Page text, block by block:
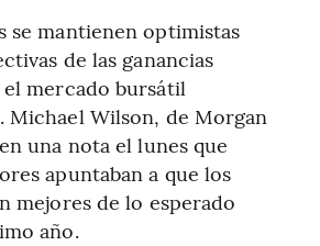
se mantienen optimistas
de las ganancias
mercado bursátil
Michael Wilson, de Morgan
una nota el lunes que
apuntaban a que los
mejores de lo esperado
año.